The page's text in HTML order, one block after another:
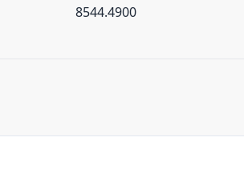
8544.4900